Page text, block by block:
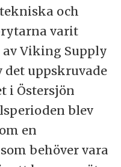
och
varit
Viking Supply
det uppskruvade
i Östersjön
blev
en
behöver vara